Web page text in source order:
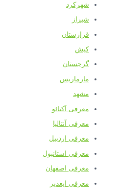
شهرکرد
شیراز
قزازستان
کیش
گرجستان
مارماریس
مشهد
معرفی آکتائو
معرفی آنتالیا
معرفی اردبیل
معرفی استانبول
معرفی اصفهان
معرفی ایغدیر